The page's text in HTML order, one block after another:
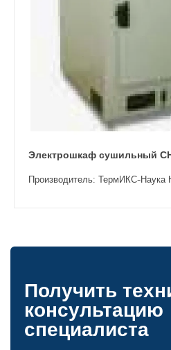
Электрошкаф сушильный
Производитель: ТермИКС-Наука
Получить
консультацию
специалиста